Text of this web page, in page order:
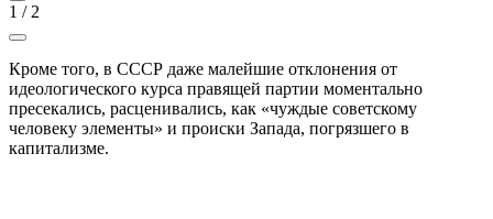
1 / 2
Кроме того, в СССР даже малейшие отклонения от
идеологического курса правящей партии моментально
пресекались, расценивались, как «чуждые советскому
человеку элементы» и происки Запада, погрязшего в
капитализме.